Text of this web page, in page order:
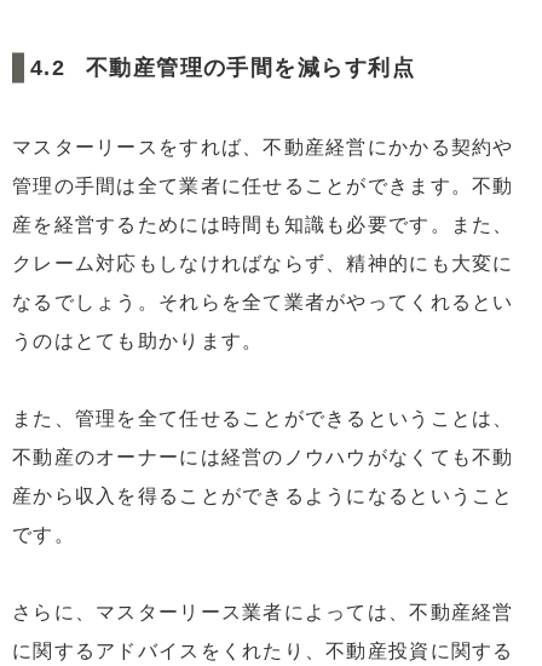
不動産管理の手間を減らす利点
マスターリースをすれば、不動産経営にかかる契約や
管理の手間は全て業者に任せることができます。不動
産を経営するためには時間も知識も必要です。また、
クレーム対応もしなければならず、精神的にも大変に
なるでしょう。それらを全て業者がやってくれるとい
うのはとても助かります。
また、管理を全て任せることができるということは、
不動産のオーナーには経営のノウハウがなくても不動
産から収入を得ることができるようになるということ
です。
さらに、マスターリース業者によっては、不動産経営
に関するアドバイスをくれたり、不動産投資に関する